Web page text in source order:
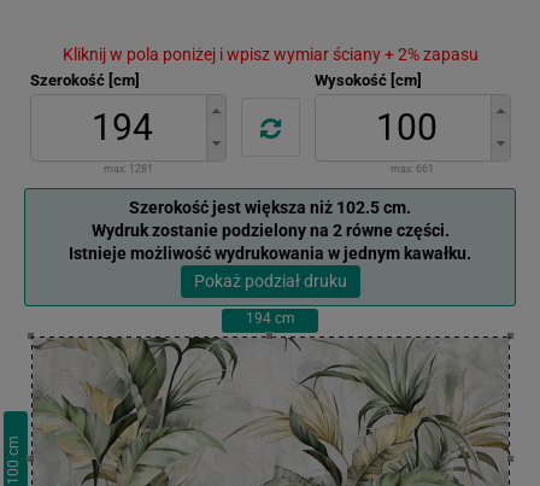
Kliknij w pola poniżej i wpisz wymiar ściany + 2% zapasu
Szerokość [cm]
max: 1281
Wysokość [cm]
max: 661
Szerokość jest większa niż 102.5 cm.
Wydruk zostanie podzielony na 2 równe części.
Istnieje możliwość wydrukowania w jednym kawałku.
Pokaż podział druku
194cm
100
cm